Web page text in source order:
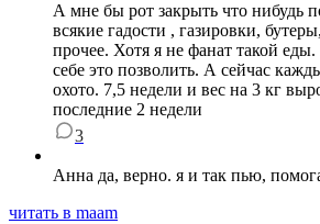
А мне бы рот закрыть что нибудь
всякие гадости , газировки,
прочее. Хотя я не фанат такой
себе это позволить. А сейчас
охото. 7,5 недели и вес на 3 кг
последние 2 недели
3
Анна да, верно. я и так пью,
читать в maam